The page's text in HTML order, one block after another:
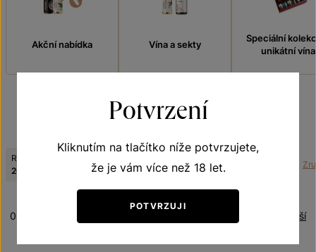
Akční nabídka Vína a sekty
Speciální
unikátní vína
FILTROVAT
Ročník:
2023
Rulandské šedé
Zemská vína z VS Lechovice
Nejlevnější
0 produktů
Potvrzení
Kliknutím na tlačítko níže potvrzujete,
že je vám více než 18 let.
POTVRZUJI